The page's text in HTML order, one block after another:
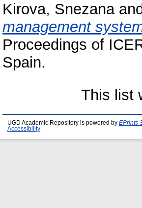
Kirova, Snezanaand
management
Proceedings of
Spain.
This list
UGD Academic Repository is powered by EPrints
Accessibility